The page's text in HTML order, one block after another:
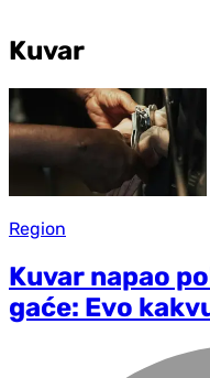
Kuvar
Region
Kuvar napao
gaće: Evo